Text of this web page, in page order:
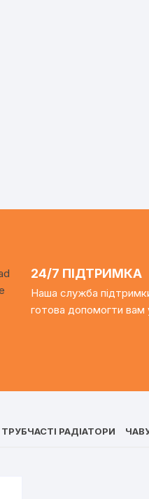
24/7 ПІДТРИМКА
Наша служба підтримки
готова допомогти вам
ТРУБЧАСТІ РАДІАТОРИ